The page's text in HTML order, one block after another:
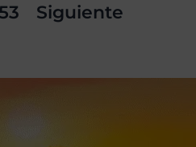
Siguiente